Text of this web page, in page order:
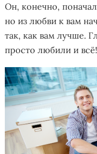
Он, конечно,
но из любви к вам
так, как вам лучше.
просто любили и всё!